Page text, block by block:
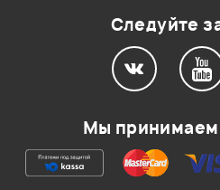
Ваша оценка:
Следуйте
Мы принимаем